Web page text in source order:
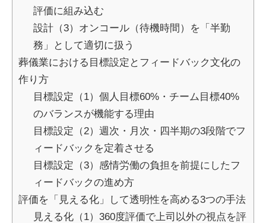
評価に組み込む
設計（3）オンコール（待機時間）を「半勤
務」として適切に扱う
葬儀業における目標設定とフィードバック文化の
作り方
目標設定（1）個人目標60%・チーム目標40%
のバランスが機能する理由
目標設定（2）週次・月次・四半期の3段階でフ
ィードバックを定着させる
目標設定（3）感情労働の負担を前提にしたフ
ィードバックの進め方
評価を「見える化」して透明性を高める3つの手法
見える化（1）360度評価で上司以外の視点を評